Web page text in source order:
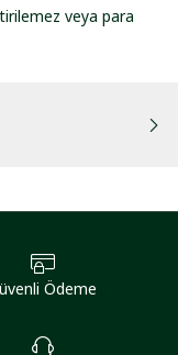
veya para
Ödeme